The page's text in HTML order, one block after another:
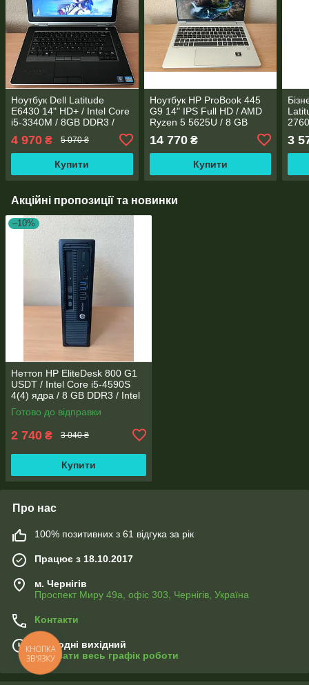
Ноутбук Dell Latitude
E6430 14" HD+ / Intel Core
i5-3340M / 8GB DDR3 /
256GB SSD / NVS 5200M
4 970 ₴ 5 070 ₴
Купити
Ноутбук HP ProBook 445
G9 14" IPS Full HD / AMD
Ryzen 5 5625U / 8 GB
DDR4 / 256GB SSD M.2 /
AMD Radeon RX Vega 7 /
WebCam
14 770₴
Купити
3
Акційні пропозиції та новинки
–10%
Неттоп HP EliteDesk 800 G1
USDT / Intel Core i5-4590S
4(4) ядра / 8 GB DDR3 / Intel
HD Graphics 4600
Готово до відправки
2 740 ₴ 3 040 ₴
Купити
Про нас
100% позитивних з 61 відгука за рік
Працює з 18.10.2017
м. Чернігів
Проспект Миру 49а, офіс 303, Чернігів, Україна
Контакти
Сьогодні вихідний
Показати весь графік роботи
КНОПКА
ЗВ'ЯЗКУ